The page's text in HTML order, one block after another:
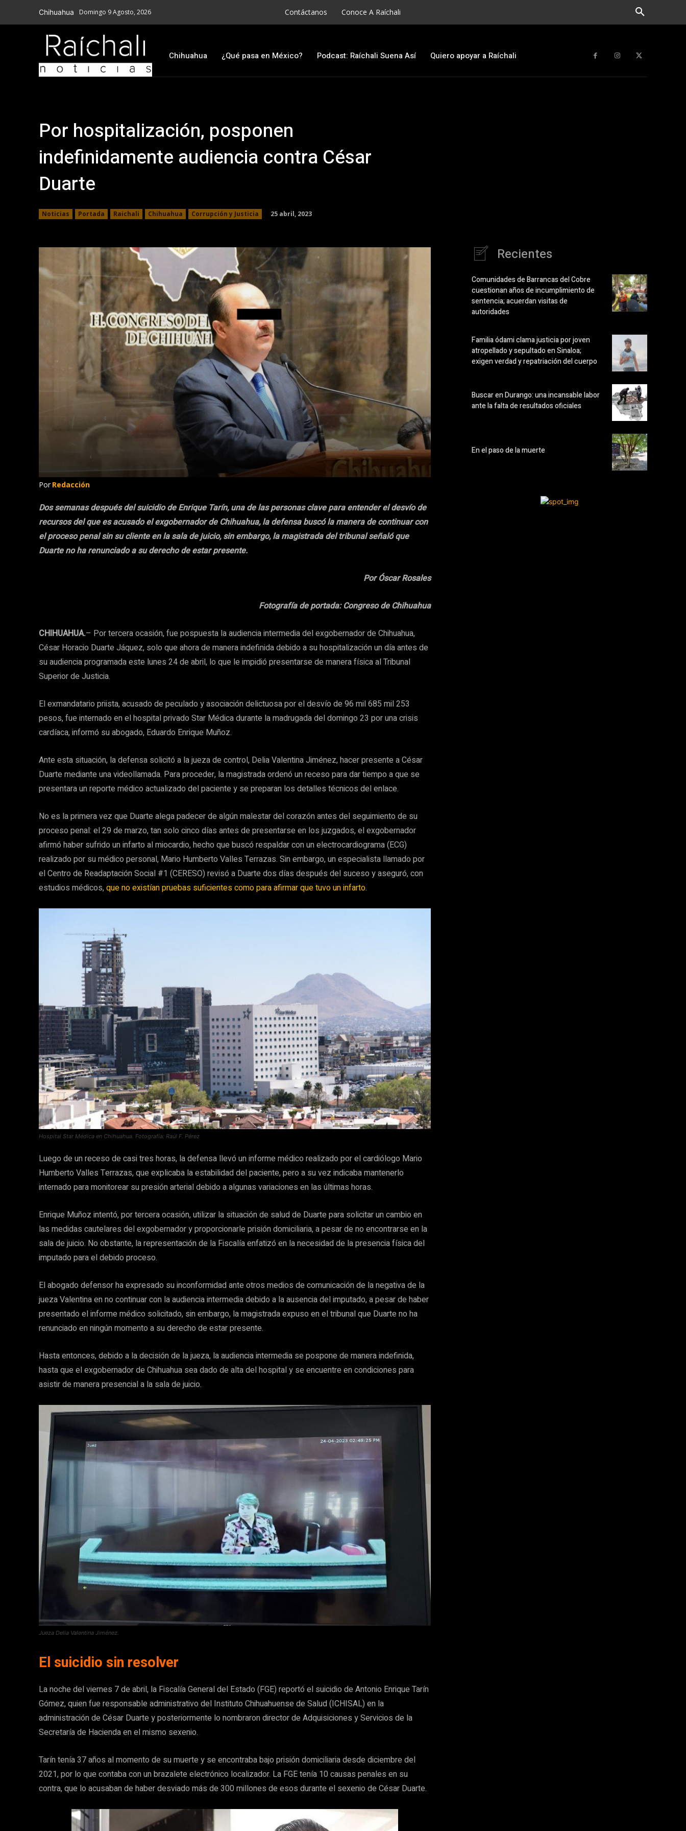
Chihuahua Domingo 9 Agosto, 2026 Contáctanos Conoce A Raíchali
Chihuahua ¿Qué pasa en México? Podcast: Raíchali Suena Así Quiero apoyar a Raíchali
Por hospitalización, posponen
indefinidamente audiencia contra César
Duarte
Noticias Portada Raichali Chihuahua Corrupción y Justicia 25 abril, 2023
Por Redacción
Dos semanas después del suicidio de Enrique Tarín, una de las personas clave para entender el desvío de
recursos del que es acusado el exgobernador de Chihuahua, la defensa buscó la manera de continuar con
el proceso penal sin su cliente en la sala de juicio, sin embargo, la magistrada del tribunal señaló que
Duarte no ha renunciado a su derecho de estar presente.
Por Óscar Rosales
Fotografía de portada: Congreso de Chihuahua
CHIHUAHUA.– Por tercera ocasión, fue pospuesta la audiencia intermedia del exgobernador de Chihuahua,
César Horacio Duarte Jáquez, solo que ahora de manera indefinida debido a su hospitalización un día antes de
su audiencia programada este lunes 24 de abril, lo que le impidió presentarse de manera física al Tribunal
Superior de Justicia.
El exmandatario priista, acusado de peculado y asociación delictuosa por el desvío de 96 mil 685 mil 253
pesos, fue internado en el hospital privado Star Médica durante la madrugada del domingo 23 por una crisis
cardíaca, informó su abogado, Eduardo Enrique Muñoz.
Ante esta situación, la defensa solicitó a la jueza de control, Delia Valentina Jiménez, hacer presente a César
Duarte mediante una videollamada. Para proceder, la magistrada ordenó un receso para dar tiempo a que se
presentara un reporte médico actualizado del paciente y se preparan los detalles técnicos del enlace.
No es la primera vez que Duarte alega padecer de algún malestar del corazón antes del seguimiento de su
proceso penal: el 29 de marzo, tan solo cinco días antes de presentarse en los juzgados, el exgobernador
afirmó haber sufrido un infarto al miocardio, hecho que buscó respaldar con un electrocardiograma (ECG)
realizado por su médico personal, Mario Humberto Valles Terrazas. Sin embargo, un especialista llamado por
el Centro de Readaptación Social #1 (CERESO) revisó a Duarte dos días después del suceso y aseguró, con
estudios médicos,que no existían pruebas suficientes como para afirmar que tuvo un infarto.
Hospital Star Médica en Chihuahua. Fotografía: Raúl F. Pérez
Luego de un receso de casi tres horas, la defensa llevó un informe médico realizado por el cardiólogo Mario
Humberto Valles Terrazas, que explicaba la estabilidad del paciente, pero a su vez indicaba mantenerlo
internado para monitorear su presión arterial debido a algunas variaciones en las últimas horas.
Enrique Muñoz intentó, por tercera ocasión, utilizar la situación de salud de Duarte para solicitar un cambio en
las medidas cautelares del exgobernador y proporcionarle prisión domiciliaria, a pesar de no encontrarse en la
sala de juicio. No obstante, la representación de la Fiscalía enfatizó en la necesidad de la presencia física del
imputado para el debido proceso.
El abogado defensor ha expresado su inconformidad ante otros medios de comunicación de la negativa de la
jueza Valentina en no continuar con la audiencia intermedia debido a la ausencia del imputado, a pesar de haber
presentado el informe médico solicitado, sin embargo, la magistrada expuso en el tribunal que Duarte no ha
renunciado en ningún momento a su derecho de estar presente.
Hasta entonces, debido a la decisión de la jueza, la audiencia intermedia se pospone de manera indefinida,
hasta que el exgobernador de Chihuahua sea dado de alta del hospital y se encuentre en condiciones para
asistir de manera presencial a la sala de juicio.
Jueza Delia Valentina Jiménez.
El suicidio sin resolver
La noche del viernes 7 de abril, la Fiscalía General del Estado (FGE) reportó el suicidio de Antonio Enrique Tarín
Gómez, quien fue responsable administrativo del Instituto Chihuahuense de Salud (ICHISAL) en la
administración de César Duarte y posteriormente lo nombraron director de Adquisiciones y Servicios de la
Secretaría de Hacienda en el mismo sexenio.
Tarín tenía 37 años al momento de su muerte y se encontraba bajo prisión domiciliaria desde diciembre del
2021, por lo que contaba con un brazalete electrónico localizador. La FGE tenía 10 causas penales en su
contra, que lo acusaban de haber desviado más de 300 millones de esos durante el sexenio de César Duarte.
Recientes
Comunidades de Barrancas del Cobre
cuestionan años de incumplimiento de
sentencia; acuerdan visitas de
autoridades
Familia ódami clama justicia por joven
atropellado y sepultado en Sinaloa;
exigen verdad y repatriación del cuerpo
Buscar en Durango: una incansable labor
ante la falta de resultados oficiales
En el paso de la muerte